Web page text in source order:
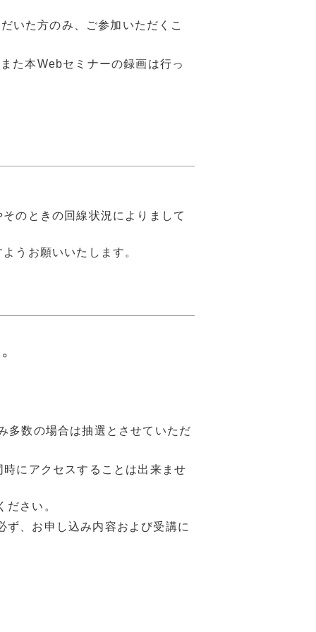
いた方のみ、ご参加いただくこ
た本Webセミナーの録画は行っ
のときの回線状況によりまして
うお願いいたします。
多数の場合は抽選とさせていただ
にアクセスすることは出来ませ
さい。
ず、お申し込み内容および受講に